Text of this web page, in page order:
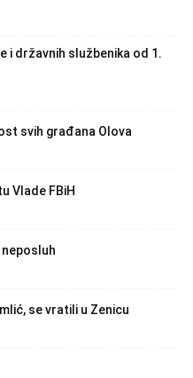
i državnih službenika od 1.
svih građana Olova
Vlade FBiH
neposluh
se vratili u Zenicu